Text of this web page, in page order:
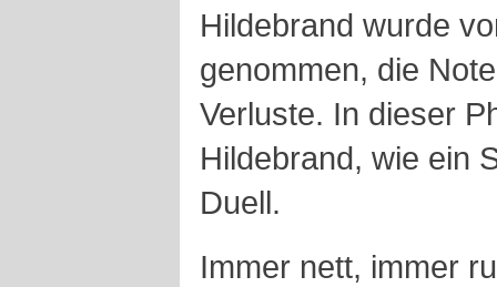
Hildebrand wurde
genommen, die
Verluste. In dieser
Hildebrand, wie ein
Duell.
Immer nett, immer